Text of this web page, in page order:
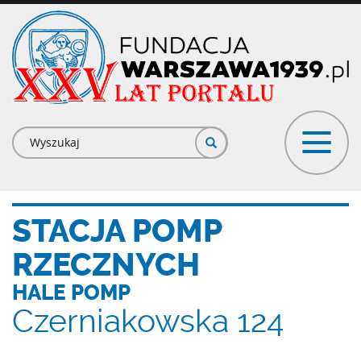
Przejdź
treści
Formularz
wyszukiwania
STACJA POMP
RZECZNYCH
HALE POMP
Czerniakowska 124